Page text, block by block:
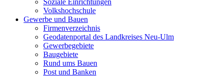
Soziale Einrichtungen
Volkshochschule
Gewerbe und Bauen
Firmenverzeichnis
Geodatenportal des Landkreises Neu-Ulm
Gewerbegebiete
Baugebiete
Rund ums Bauen
Post und Banken